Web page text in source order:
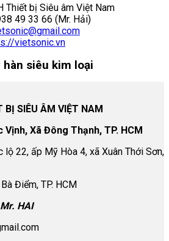
Thiết bị Siêu âm Việt Nam
49 33 66 (Mr. Hải)
vietsonic.vn
siêu kim loại
BỊ SIÊU ÂM VIỆT NAM
Xã Đông Thạnh, TP. HCM
lộ 22, ấp Mỹ Hòa 4, xã Xuân Thới Sơn,
Điểm, TP. HCM
HAI